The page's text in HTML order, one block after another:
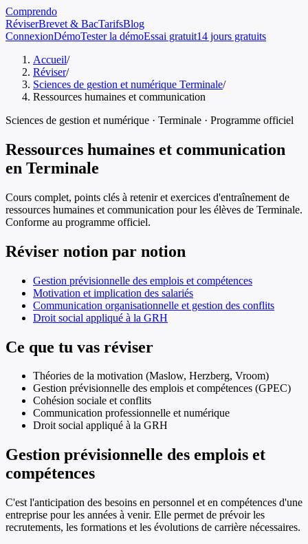
Comprendo
RéviserBrevet & BacTarifsBlog
ConnexionDémoTester la démoEssai gratuit14 jours gratuits
Accueil/
Réviser/
Sciences de gestion et numérique Terminale/
Ressources humaines et communication
Sciences de gestion et numérique · Terminale · Programme officiel
Ressources humaines et communication
en Terminale
Cours complet, points clés à retenir et exercices d'entraînement de
ressources humaines et communication pour les élèves de Terminale.
Conforme au programme officiel.
Réviser notion par notion
Gestion prévisionnelle des emplois et compétences
Motivation et implication des salariés
Communication organisationnelle et gestion des conflits
Droit social appliqué à la GRH
Ce que tu vas réviser
Théories de la motivation (Maslow, Herzberg, Vroom)
Gestion prévisionnelle des emplois et compétences (GPEC)
Cohésion sociale et conflits
Communication professionnelle et numérique
Droit social appliqué à la GRH
Gestion prévisionnelle des emplois et
compétences
C'est l'anticipation des besoins en personnel et en compétences d'une
entreprise pour les années à venir. Elle permet de prévoir les
recrutements, les formations et les évolutions de carrière nécessaires.